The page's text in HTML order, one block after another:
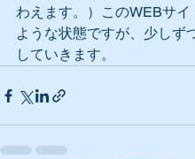
わえます。）このWEBサイ
ような状態ですが、少しず
していきます。